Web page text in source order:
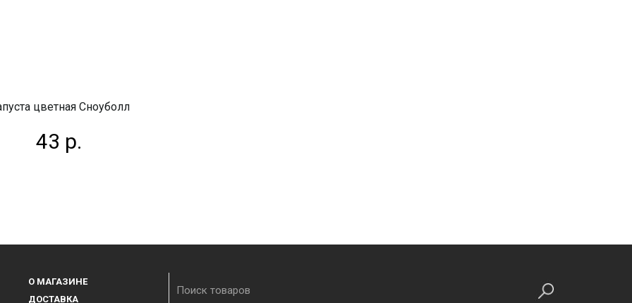
цветная Сноуболл
43 р.
О МАГАЗИНЕ
ДОСТАВКА